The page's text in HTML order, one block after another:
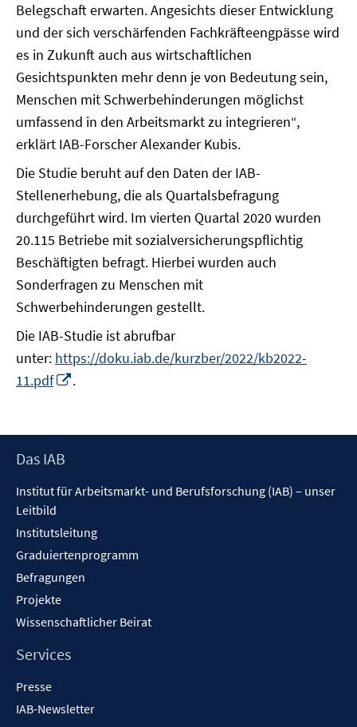
Belegschaft erwarten. Angesichts dieser Entwicklung
und der sich verschärfenden Fachkräfteengpässe wird
es in Zukunft auch aus wirtschaftlichen
Gesichtspunkten mehr denn je von Bedeutung sein,
Menschen mit Schwerbehinderungen möglichst
umfassend in den Arbeitsmarkt zu integrieren“,
erklärt IAB-Forscher Alexander Kubis.
Die Studie beruht auf den Daten der IAB-
Stellenerhebung, die als Quartalsbefragung
durchgeführt wird. Im vierten Quartal 2020 wurden
20.115 Betriebe mit sozialversicherungspflichtig
Beschäftigten befragt. Hierbei wurden auch
Sonderfragen zu Menschen mit
Schwerbehinderungen gestellt.
Die IAB-Studie ist abrufbar
unter: https://doku.iab.de/kurzber/2022/kb2022-
11.pdf
öffnen
.
Footer
Das IAB
Institut für Arbeitsmarkt- und Berufsforschung (IAB) – unser
Leitbild
Institutsleitung
Graduiertenprogramm
Befragungen
Projekte
Wissenschaftlicher Beirat
Services
Presse
IAB-Newsletter